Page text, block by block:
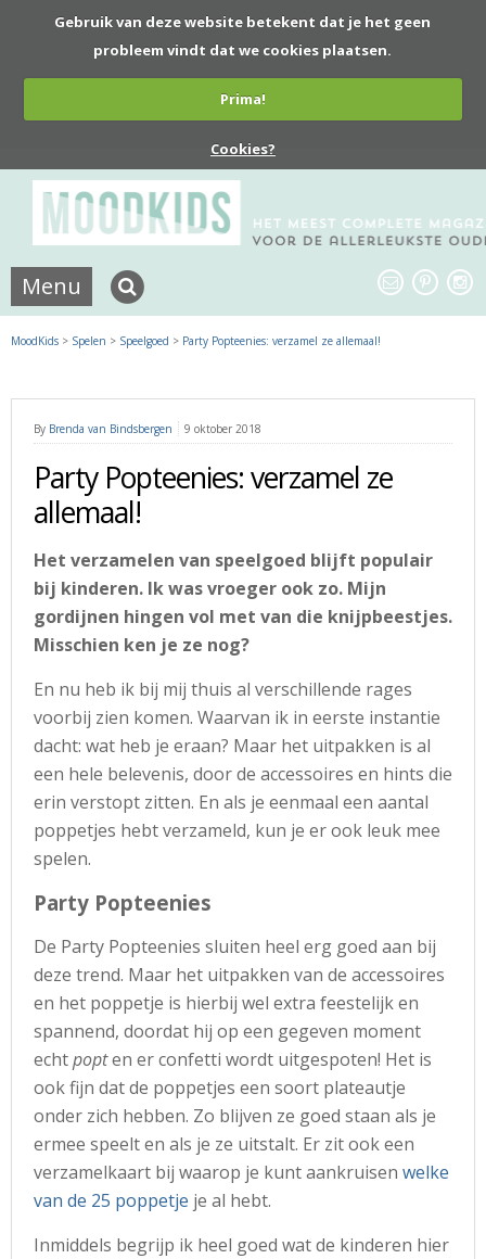
Gebruik van deze website betekent dat je het geen
probleem vindt dat we cookies plaatsen.
Prima!
Cookies?
Menu
MoodKids > Spelen > Speelgoed > Party Popteenies: verzamel ze allemaal!
By Brenda van Bindsbergen 9 oktober 2018
Party Popteenies: verzamel ze
allemaal!
Het verzamelen van speelgoed blijft populair
bij kinderen. Ik was vroeger ook zo. Mijn
gordijnen hingen vol met van die knijpbeestjes.
Misschien ken je ze nog?
En nu heb ik bij mij thuis al verschillende rages
voorbij zien komen. Waarvan ik in eerste instantie
dacht: wat heb je eraan? Maar het uitpakken is al
een hele belevenis, door de accessoires en hints die
erin verstopt zitten. En als je eenmaal een aantal
poppetjes hebt verzameld, kun je er ook leuk mee
spelen.
Party Popteenies
De Party Popteenies sluiten heel erg goed aan bij
deze trend. Maar het uitpakken van de accessoires
en het poppetje is hierbij wel extra feestelijk en
spannend, doordat hij op een gegeven moment
echtpopten er confetti wordt uitgespoten! Het is
ook fijn dat de poppetjes een soort plateautje
onder zich hebben. Zo blijven ze goed staan als je
ermee speelt en als je ze uitstalt. Er zit ook een
verzamelkaart bij waarop je kunt aankruisen welke
van de 25 poppetje je al hebt.
Inmiddels begrijp ik heel goed wat de kinderen hier